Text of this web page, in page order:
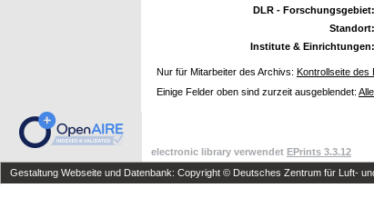
DLR - Forschungsgebiet:
Standort:
Institute & Einrichtungen:
Nur für Mitarbeiter des Archivs: Kontrollseite des
Einige Felder oben sind zurzeit ausgeblendet:
electronic library verwendet EPrints 3.3.12
Gestaltung Webseite und Datenbank: Copyright © Deutsches Zentrum für Luft-